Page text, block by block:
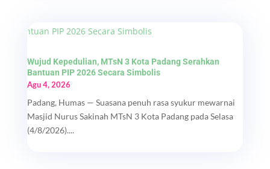
Wujud Kepedulian, MTsN 3 Kota Padang Serahkan
Bantuan PIP 2026 Secara Simbolis
Agu 4, 2026
Padang, Humas — Suasana penuh rasa syukur mewarnai
Masjid Nurus Sakinah MTsN 3 Kota Padang pada Selasa
(4/8/2026)....